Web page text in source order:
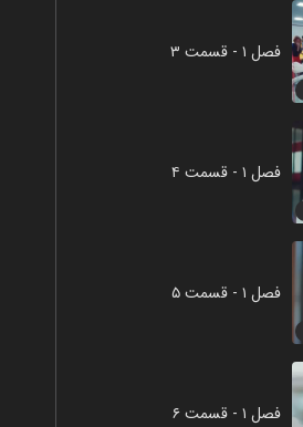
فصل ۱ - قسمت ۳
فصل ۱ - قسمت ۴
فصل ۱ - قسمت ۵
فصل ۱ - قسمت ۶